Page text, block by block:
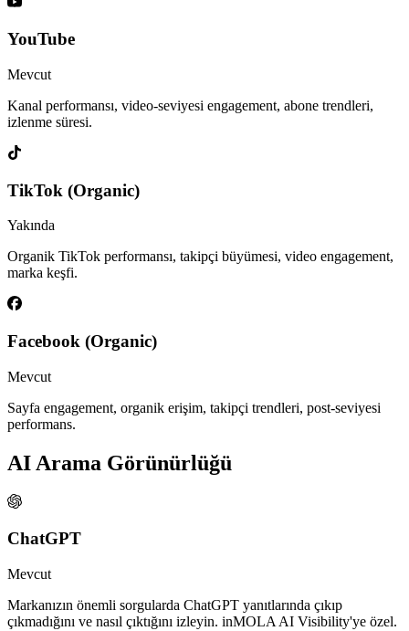
YouTube
Mevcut
Kanal performansı, video-seviyesi engagement, abone trendleri,
izlenme süresi.
TikTok (Organic)
Yakında
Organik TikTok performansı, takipçi büyümesi, video engagement,
marka keşfi.
Facebook (Organic)
Mevcut
Sayfa engagement, organik erişim, takipçi trendleri, post-seviyesi
performans.
AI Arama Görünürlüğü
ChatGPT
Mevcut
Markanızın önemli sorgularda ChatGPT yanıtlarında çıkıp
çıkmadığını ve nasıl çıktığını izleyin. inMOLA AI Visibility'ye özel.